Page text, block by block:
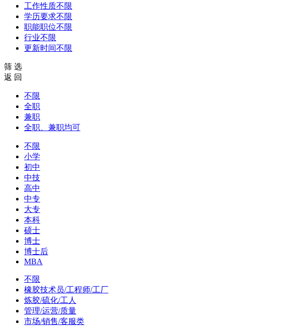
工作性质不限
学历要求不限
职能职位不限
行业不限
更新时间不限
筛 选
返 回
不限
全职
兼职
全职、兼职均可
不限
小学
初中
中技
高中
中专
大专
本科
硕士
博士
博士后
MBA
不限
橡胶技术员/工程师/工厂
炼胶/硫化/工人
管理/运营/质量
市场/销售/客服类